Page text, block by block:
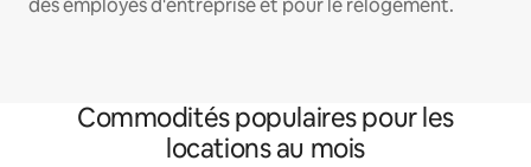
Commodités populaires pour les
locations au mois